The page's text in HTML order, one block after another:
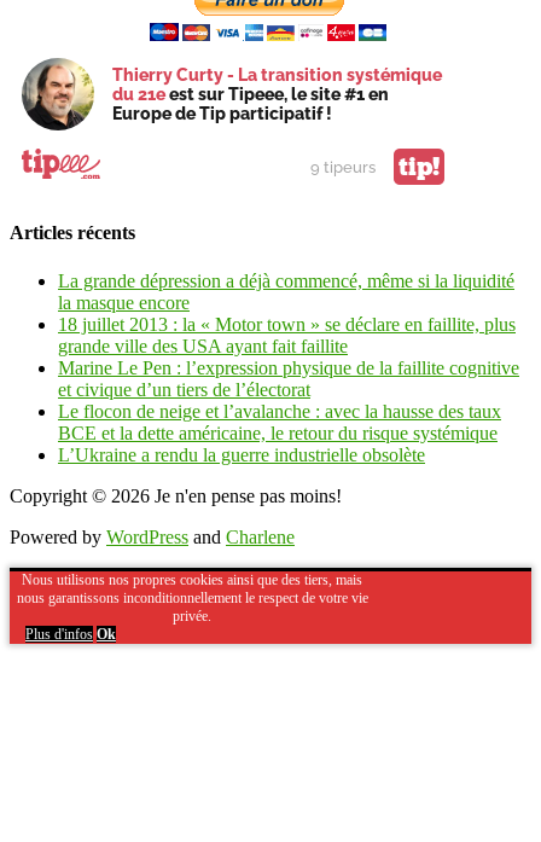
Thierry Curty - La transition systémique
du 21eest sur Tipeee, le site #1 en
Europe de Tip participatif !
9 tipeurs tip!
Articles récents
La grande dépression a déjà commencé, même si la liquidité
la masque encore
18 juillet 2013 : la « Motor town » se déclare en faillite, plus
grande ville des USA ayant fait faillite
Marine Le Pen : l’expression physique de la faillite cognitive
et civique d’un tiers de l’électorat
Le flocon de neige et l’avalanche : avec la hausse des taux
BCE et la dette américaine, le retour du risque systémique
L’Ukraine a rendu la guerre industrielle obsolète
Copyright © 2026 Je n'en pense pas moins!
Powered by WordPress and Charlene
Nous utilisons nos propres cookies ainsi que des tiers, mais
nous garantissons inconditionnellement le respect de votre vie
privée.
Plus d'infos Ok